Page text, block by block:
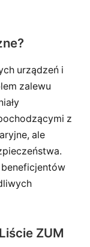
urządzeń i
zalewu
z
ale
beneficjentów
ZUM